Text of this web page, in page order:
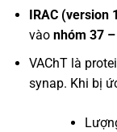
IRAC (version
vào nhóm 37
VAChT là
synap. Khi bị